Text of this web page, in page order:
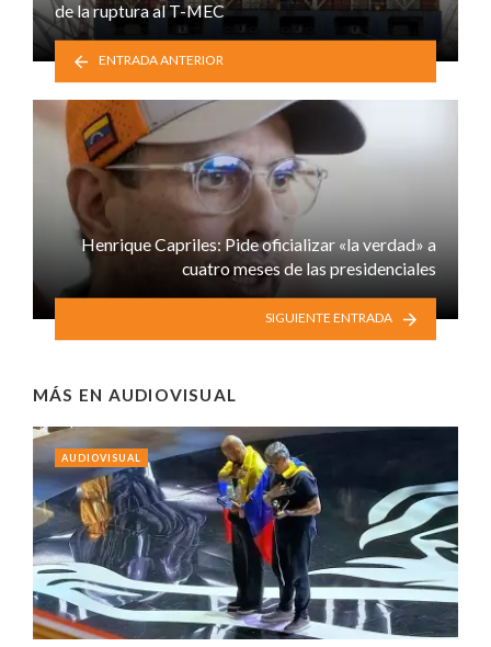
de la ruptura al T-MEC
ENTRADA ANTERIOR
Henrique Capriles: Pide oficializar «la verdad» a
cuatro meses de las presidenciales
SIGUIENTE ENTRADA
MÁS EN AUDIOVISUAL
AUDIOVISUAL